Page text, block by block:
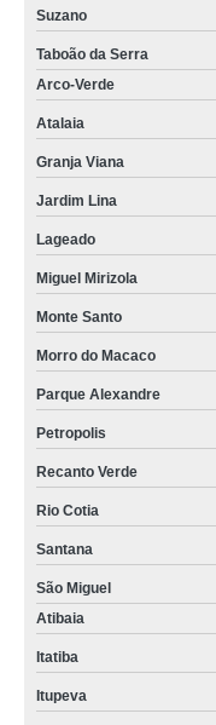
Suzano
Taboão da Serra
Arco-Verde
Atalaia
Granja Viana
Jardim Lina
Lageado
Miguel Mirizola
Monte Santo
Morro do Macaco
Parque Alexandre
Petropolis
Recanto Verde
Rio Cotia
Santana
São Miguel
Atibaia
Itatiba
Itupeva